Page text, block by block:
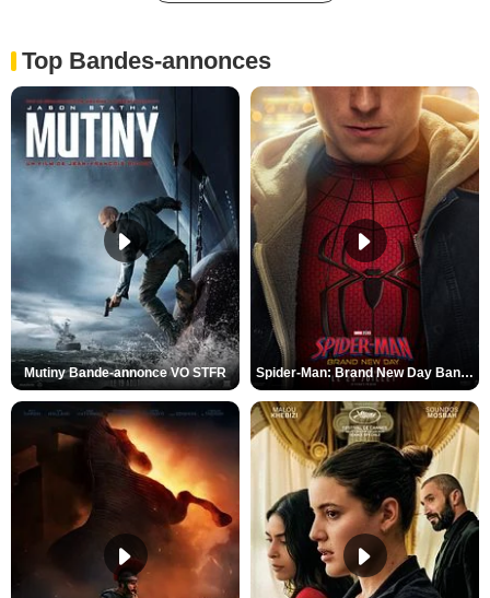
Top Bandes-annonces
Mutiny Bande-annonce VO STFR Spider-Man: Brand New Day Bande-annonce VO STFR